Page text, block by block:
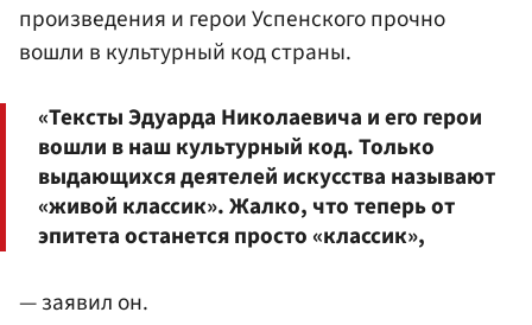
произведения и герои Успенского прочно
вошли в культурный код страны.
«Тексты Эдуарда Николаевича и его герои
вошли в наш культурный код. Только
выдающихся деятелей искусства называют
«живой классик». Жалко, что теперь от
эпитета останется просто «классик»,
— заявил он.